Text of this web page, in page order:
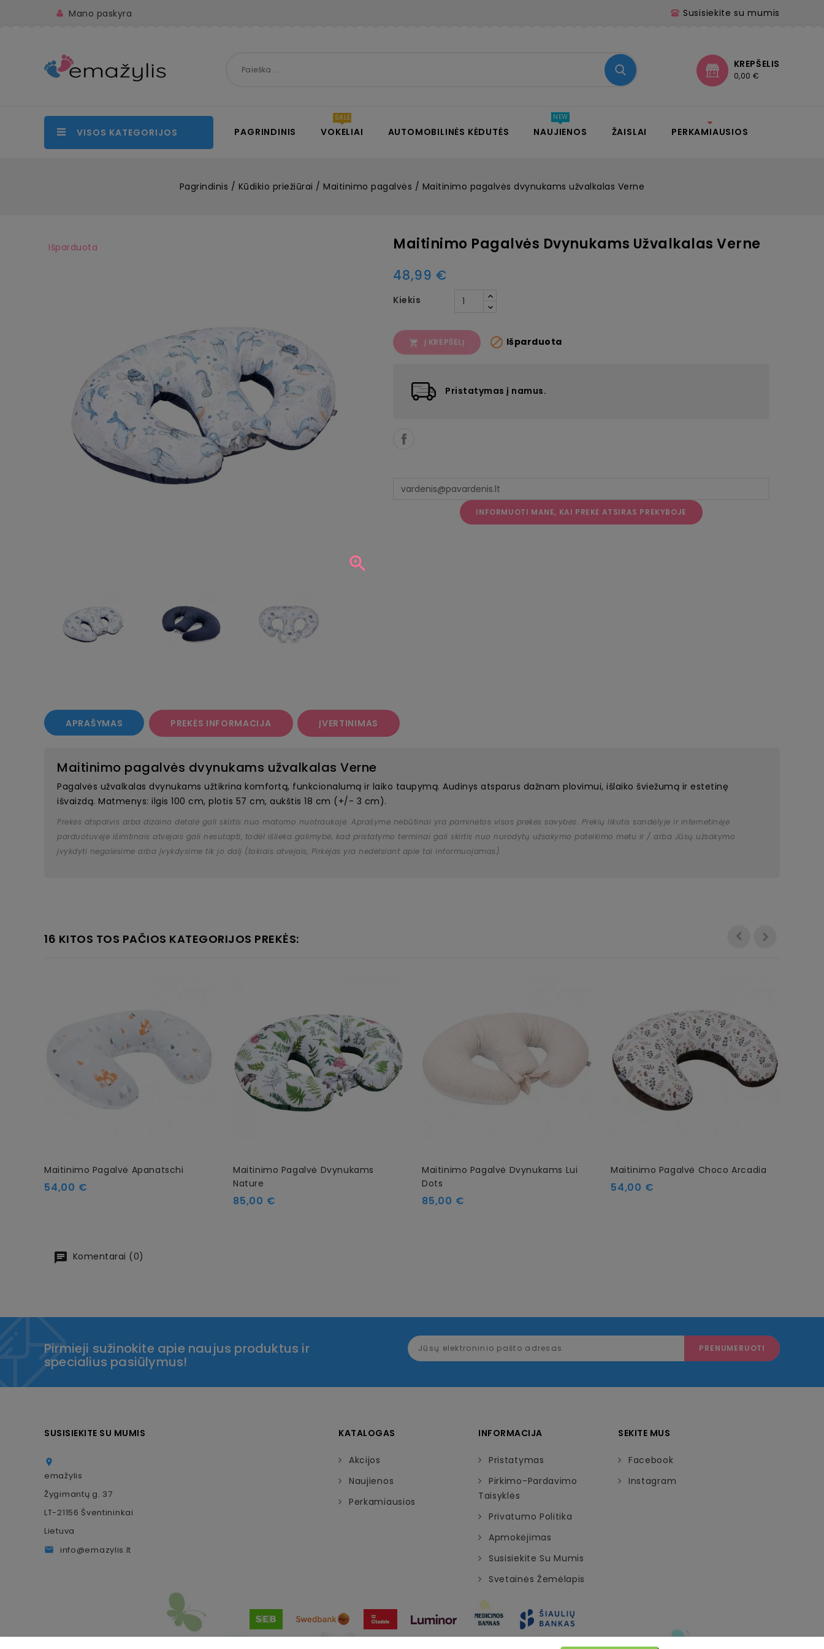
Mano paskyra Susisiekite su mumis
KREPŠELIS
0,00 €
VISOS KATEGORIJOS PAGRINDINIS VOKELIAI AUTOMOBILINĖS KĖDUTĖS NAUJIENOS ŽAISLAI PERKAMIAUSIOS
Pagrindinis Kūdikio priežiūrai Maitinimo pagalvės Maitinimo pagalvės dvynukams užvalkalas Verne
Išparduota

Maitinimo Pagalvės Dvynukams Užvalkalas Verne
48,99 €
Kiekis
 Į KREPŠELĮ  Išparduota
INFORMUOTI MANE, KAI PREKĖ ATSIRAS PREKYBOJE
Pristatymas į namus.
APRAŠYMAS PREKĖS INFORMACIJA ĮVERTINIMAS
Maitinimo pagalvės dvynukams užvalkalas Verne
Pagalvės užvalkalas dvynukams užtikrina komfortą, funkcionalumą ir laiko taupymą. Audinys atsparus dažnam plovimui, išlaiko šviežumą ir estetinę
išvaizdą. Matmenys: ilgis 100 cm, plotis 57 cm, aukštis 18 cm (+/- 3 cm).
Prekės atspalvis arba dizaino detalė gali skirtis nuo matomo nuotraukoje. Aprašyme nebūtinai yra paminėtos visos prekės savybės. Prekių likutis sandėlyje ir internetinėje
parduotuvėje išimtinais atvejais gali nesutapti, todėl išlieka galimybė, kad pristatymo terminai gali skirtis nuo nurodytų užsakymo pateikimo metu ir / arba Jūsų užsakymo
įvykdyti negalėsime arba įvykdysime tik jo dalį (tokiais atvejais, Pirkėjas yra nedelsiant apie tai informuojamas).
16 KITOS TOS PAČIOS KATEGORIJOS PREKĖS:
Maitinimo Pagalvė Apanatschi
Kaina
54,00 €
Maitinimo Pagalvė Dvynukams
Nature
Kaina
85,00 €
Maitinimo Pagalvė Dvynukams Lui
Dots
Kaina
85,00 €
Maitinimo Pagalvė Choco Arcadia
Kaina
54,00 €
Komentarai (0)
Pirmieji sužinokite apie naujus produktus ir
specialius pasiūlymus!
SUSISIEKITE SU MUMIS

emažylis
Žygimantų g. 37
LT-21156 Šventininkai
Lietuva
 info@emazylis.lt
KATALOGAS
Akcijos
Naujienos
Perkamiausios
INFORMACIJA
Pristatymas
Pirkimo-Pardavimo
Taisyklės
Privatumo Politika
Apmokėjimas
Susisiekite Su Mumis
Svetainės Žemėlapis
SEKITE MUS
Facebook
Instagram